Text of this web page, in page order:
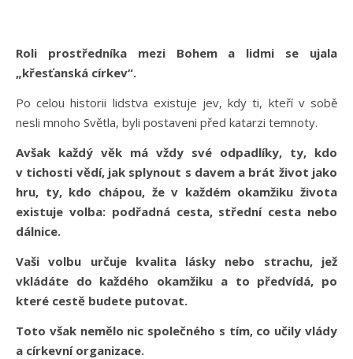
Roli prostředníka mezi Bohem a lidmi se ujala
„křesťanská církev“.
Po celou historii lidstva existuje jev, kdy ti, kteří v sobě
nesli mnoho Světla, byli postaveni před katarzi temnoty.
Avšak každý věk má vždy své odpadlíky, ty, kdo
v tichosti vědí, jak splynout s davem a brát život jako
hru, ty, kdo chápou, že v každém okamžiku života
existuje volba: podřadná cesta, střední cesta nebo
dálnice.
Vaši volbu určuje kvalita lásky nebo strachu, jež
vkládáte do každého okamžiku a to předvídá, po
které cestě budete putovat.
Toto však nemělo nic společného s tím, co učily vlády
a církevní organizace.